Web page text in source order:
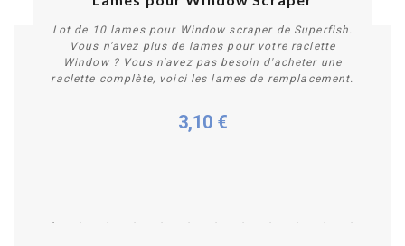
Lot de 10 lames pour Window scraper de Superfish.
Vous n'avez plus de lames pour votre raclette
Window ? Vous n'avez pas besoin d'acheter une
raclette complète, voici les lames de remplacement.
3,10 €